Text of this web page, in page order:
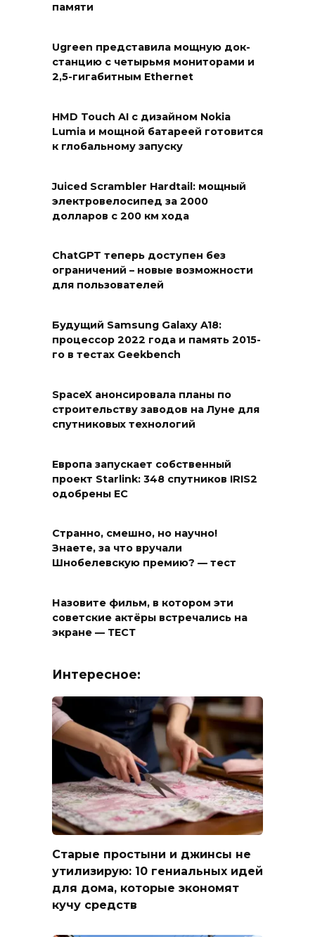
памяти
Ugreen представила мощную док-
станцию с четырьмя мониторами и
2,5-гигабитным Ethernet
HMD Touch AI с дизайном Nokia
Lumia и мощной батареей готовится
к глобальному запуску
Juiced Scrambler Hardtail: мощный
электровелосипед за 2000
долларов с 200 км хода
ChatGPT теперь доступен без
ограничений – новые возможности
для пользователей
Будущий Samsung Galaxy A18:
процессор 2022 года и память 2015-
го в тестах Geekbench
SpaceX анонсировала планы по
строительству заводов на Луне для
спутниковых технологий
Европа запускает собственный
проект Starlink: 348 спутников IRIS2
одобрены ЕС
Странно, смешно, но научно!
Знаете, за что вручали
Шнобелевскую премию? — тест
Назовите фильм, в котором эти
советские актёры встречались на
экране — ТЕСТ
Интересное:
Старые простыни и джинсы не
утилизирую: 10 гениальных идей
для дома, которые экономят
кучу средств